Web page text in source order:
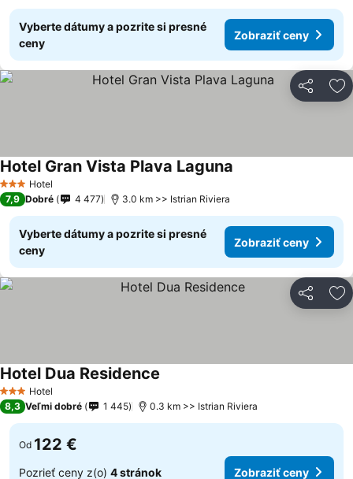
Vyberte dátumy a pozrite si presné
ceny
Zobraziť ceny
Zdieľať
3 Počet hviezdičiek
Hotel
Hotel Gran Vista Plava Laguna
7,9 Dobré 4 477 3.0 km >> Istrian Riviera
Vyberte dátumy a pozrite si presné
ceny
Zobraziť ceny
Zdieľať
3 Počet hviezdičiek
Hotel
Hotel Dua Residence
8,3 Veľmi dobré 1 445 0.3 km >> Istrian Riviera
Od 122 €
Pozrieť ceny z(o) 4 stránok Zobraziť ceny